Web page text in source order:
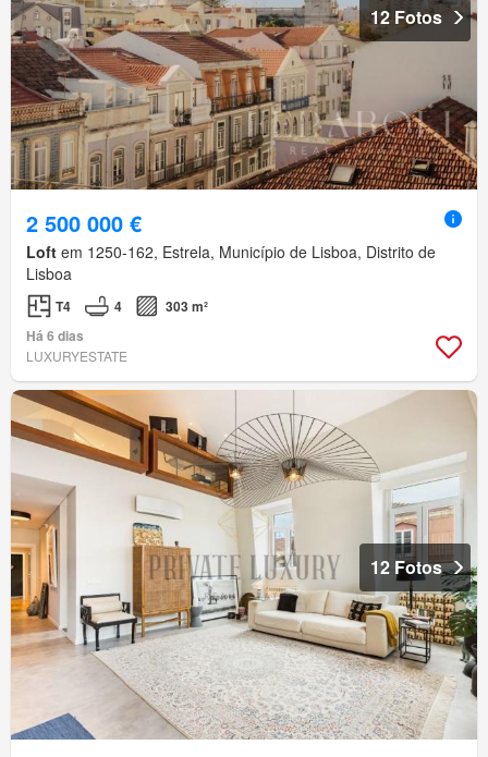
12 Fotos
2 500 000 €
Loft em 1250-162, Estrela, Município de Lisboa, Distrito de
Lisboa
T4 4
303 m²
Há 6 dias
LUXURYESTATE
12 Fotos